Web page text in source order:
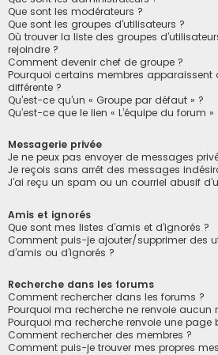
Que sont les modérateurs ?
Que sont les groupes d’utilisateurs ?
Où trouver la liste des groupes
rejoindre ?
Comment devenir chef de groupe ?
Pourquoi certains membres apparaissent
différente ?
Qu’est-ce qu’un « Groupe par défaut » ?
Qu’est-ce que le lien « L’équipe du forum »
Messagerie privée
Je ne peux pas envoyer de messages
Je reçois sans arrêt des messages
J’ai reçu un spam ou un courriel abusif
Amis et ignorés
Que sont mes listes d’amis et d’ignorés ?
Comment puis-je ajouter/supprimer des
d’amis ou d’ignorés ?
Recherche dans les forums
Comment rechercher dans les forums ?
Pourquoi ma recherche ne renvoie aucun
Pourquoi ma recherche renvoie une page
Comment rechercher des membres ?
Comment puis-je trouver mes propres